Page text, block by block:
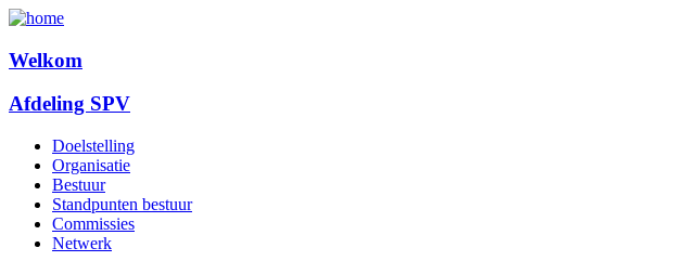
Welkom
Afdeling SPV
Doelstelling
Organisatie
Bestuur
Standpunten bestuur
Commissies
Netwerk